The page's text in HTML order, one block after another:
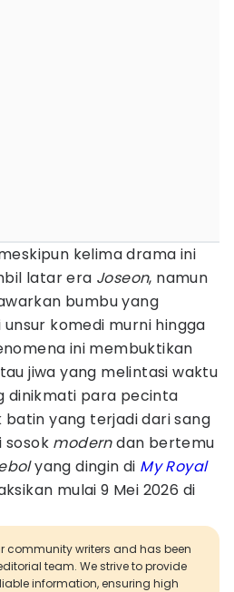
kelima drama ini
latar era Joseon, namun
bumbu yang
komedi murni hingga
ini membuktikan
jiwa yang melintasi waktu
dinikmati para pecinta
batin yang terjadi dari sang
sosok moderndan bertemu
yang dingin di My Royal
mulai 9 Mei 2026 di
community writers and has been
team. We strive to provide
information, ensuring high